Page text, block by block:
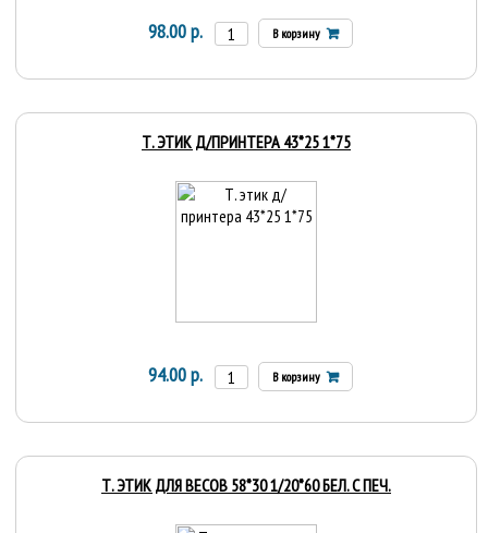
98.00 р. В корзину
Т. ЭТИК Д/ПРИНТЕРА 43*25 1*75
94.00 р. В корзину
Т. ЭТИК ДЛЯ ВЕСОВ 58*30 1/20*60 БЕЛ. С ПЕЧ.